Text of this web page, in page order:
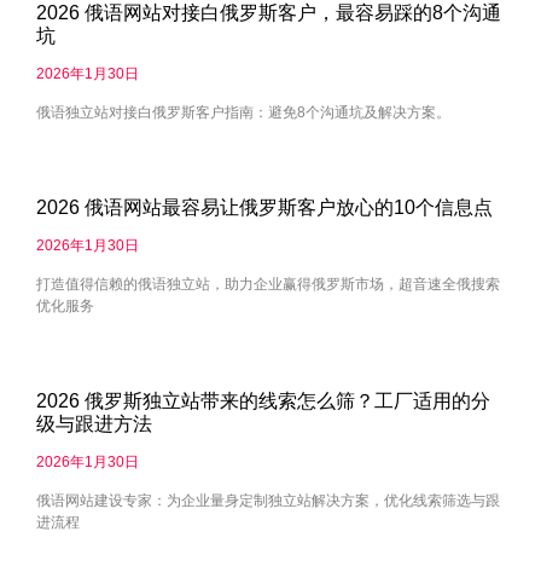
2026 俄语网站对接白俄罗斯客户，最容易踩的8个沟通
坑
2026年1月30日
俄语独立站对接白俄罗斯客户指南：避免8个沟通坑及解决方案。
2026 俄语网站最容易让俄罗斯客户放心的10个信息点
2026年1月30日
打造值得信赖的俄语独立站，助力企业赢得俄罗斯市场，超音速全俄搜索
优化服务
2026 俄罗斯独立站带来的线索怎么筛？工厂适用的分
级与跟进方法
2026年1月30日
俄语网站建设专家：为企业量身定制独立站解决方案，优化线索筛选与跟
进流程